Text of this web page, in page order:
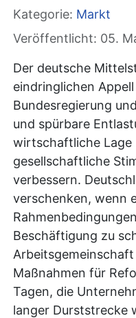
Kategorie: Markt
Veröffentlicht: 05.
Der deutsche
eindringlichen
Bundesregierung
und spürbare
wirtschaftliche Lage
gesellschaftliche
verbessern.
verschenken, wenn
Beschäftigung zu
Maßnahmen für
Tagen, die
langer Durststrecke